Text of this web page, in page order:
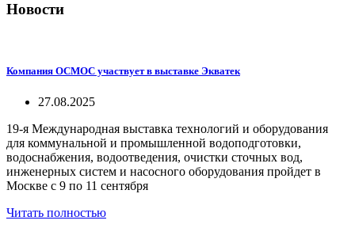
Новости
Компания ОСМОС участвует в выставке Экватек
27.08.2025
19-я Международная выставка технологий и оборудования
для коммунальной и промышленной водоподготовки,
водоснабжения, водоотведения, очистки сточных вод,
инженерных систем и насосного оборудования пройдет в
Москве с 9 по 11 сентября
Читать полностью